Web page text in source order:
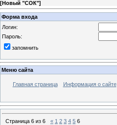
[Новый "СОК"]
Форма входа
Логин:
Пароль:
запомнить
Меню сайта
Главная страница Информация о сайте
Страница 6 из 6 « 1 2 3 4 5 6